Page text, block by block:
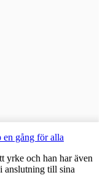
gång för alla
yrke och han har även
anslutning till sina